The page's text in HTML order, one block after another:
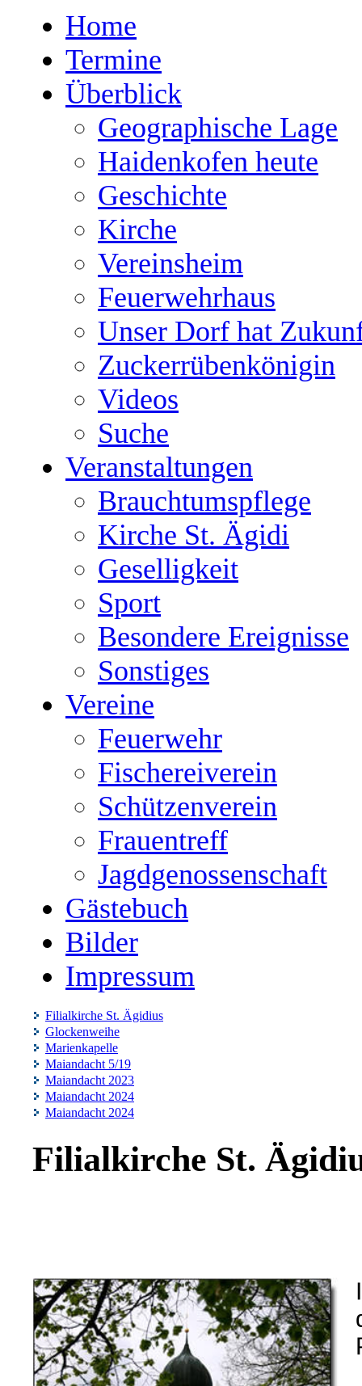
Home
Termine
Überblick
Geographische Lage
Haidenkofen heute
Geschichte
Kirche
Vereinsheim
Feuerwehrhaus
Unser Dorf hat
Zuckerrübenkönigin
Videos
Suche
Veranstaltungen
Brauchtumspflege
Kirche St. Ägidi
Geselligkeit
Sport
Besondere Ereignisse
Sonstiges
Vereine
Feuerwehr
Fischereiverein
Schützenverein
Frauentreff
Jagdgenossenschaft
Gästebuch
Bilder
Impressum
Filialkirche St. Ägidius
Glockenweihe
Marienkapelle
Maiandacht 5/19
Maiandacht 2023
Maiandacht 2024
Maiandacht 2024
Filialkirche St.